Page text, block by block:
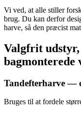
Vi ved, at alle stiller
brug. Du kan derfor
harve, så den præcist
Valgfrit udstyr,
bagmonterede
Tandefterharve —
Bruges til at fordele